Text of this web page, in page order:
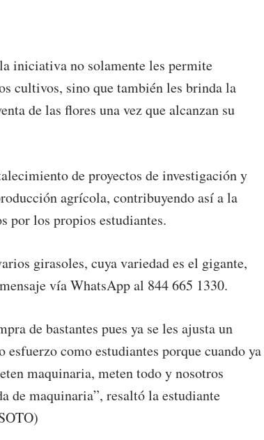
iniciativa no solamente les permite
cultivos, sino que también les brinda la
de las flores una vez que alcanzan su
de proyectos de investigación y
agrícola, contribuyendo así a la
por los propios estudiantes.
girasoles, cuya variedad es el gigante,
vía WhatsApp al 844 665 1330.
de bastantes pues ya se les ajusta un
como estudiantes porque cuando ya
maquinaria, meten todo y nosotros
de maquinaria”, resaltó la estudiante